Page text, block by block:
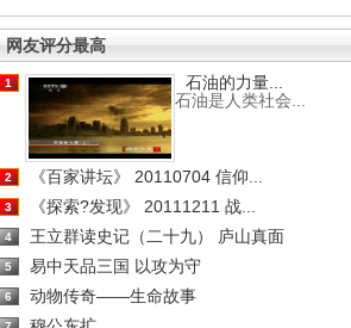
网友评分最高
1
石油的力量...
石油是人类社会...
2 《百家讲坛》 20110704 信仰...
3 《探索?发现》 20111211 战...
4 王立群读史记（二十九） 庐山真面
5 易中天品三国 以攻为守
6 动物传奇——生命故事